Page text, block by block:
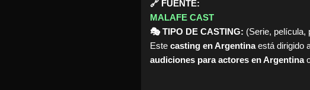
🔗 FUENTE:
MALAFE CAST
🎭 TIPO DE CASTING: (Serie, película,
Este casting en Argentinaestá dirigido
audiciones para actores en Argentina